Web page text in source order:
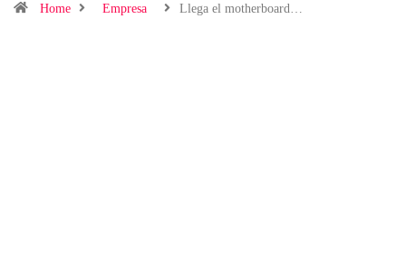
Home Empresa Llega el motherboard…